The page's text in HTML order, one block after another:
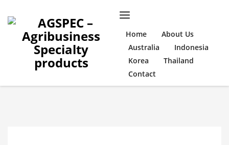
Home
About Us
Australia
Indonesia
Korea
Thailand
Contact